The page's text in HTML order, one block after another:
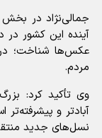
جمالی‌نژاد در
آینده این کشور در
عکس‌ها شناخت؛
مردم.
وی تأکید کرد:
آبادتر و
نسل‌های جدید